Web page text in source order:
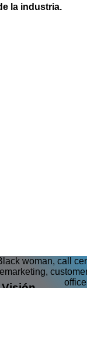
la industria.
Visión